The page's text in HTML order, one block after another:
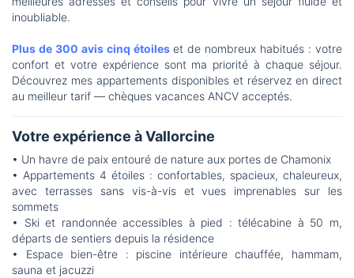
inoubliable.
Plus de 300 avis cinq étoileset de nombreux habitués : votre
confort et votre expérience sont ma priorité à chaque séjour.
Découvrez mes appartements disponibles et réservez en direct
au meilleur tarif — chèques vacances ANCV acceptés.
Votre expérience à Vallorcine
• Un havre de paix entouré de nature aux portes de Chamonix
• Appartements 4 étoiles : confortables, spacieux, chaleureux,
avec terrasses sans vis-à-vis et vues imprenables sur les
sommets
• Ski et randonnée accessibles à pied : télécabine à 50 m,
départs de sentiers depuis la résidence
• Espace bien-être : piscine intérieure chauffée, hammam,
sauna et jacuzzi